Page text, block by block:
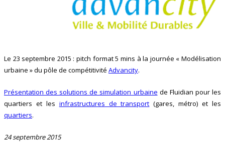
Le 23 septembre 2015 : pitch format 5 mins à la journée « Modélisation
urbaine » du pôle de compétitivité Advancity.
Présentation des solutions de simulation urbaine de Fluidian pour les
quartiers et les infrastructures de transport (gares, métro) et les
quartiers.
24 septembre 2015